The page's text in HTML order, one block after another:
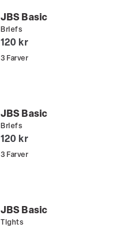
JBS Basic
Briefs
I alt (inkl. rabat)
120 kr
3 Farver
JBS Basic
Briefs
I alt (inkl. rabat)
120 kr
3 Farver
JBS Basic
Tights